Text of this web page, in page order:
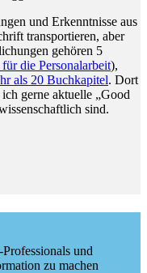
und Erkenntnisse aus
transportieren, aber
gehören 5
die Personalarbeit),
als 20 Buchkapitel. Dort
gerne aktuelle „Good
sind.
und
zu machen